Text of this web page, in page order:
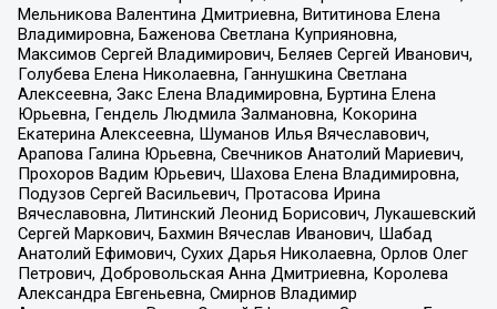
Мельникова Валентина Дмитриевна, Вититинова Елена
Владимировна, Баженова Светлана Куприяновна,
Максимов Сергей Владимирович, Беляев Сергей Иванович,
Голубева Елена Николаевна, Ганнушкина Светлана
Алексеевна, Закс Елена Владимировна, Буртина Елена
Юрьевна, Гендель Людмила Залмановна, Кокорина
Екатерина Алексеевна, Шуманов Илья Вячеславович,
Арапова Галина Юрьевна, Свечников Анатолий Мариевич,
Прохоров Вадим Юрьевич, Шахова Елена Владимировна,
Подузов Сергей Васильевич, Протасова Ирина
Вячеславовна, Литинский Леонид Борисович, Лукашевский
Сергей Маркович, Бахмин Вячеслав Иванович, Шабад
Анатолий Ефимович, Сухих Дарья Николаевна, Орлов Олег
Петрович, Добровольская Анна Дмитриевна, Королева
Александра Евгеньевна, Смирнов Владимир